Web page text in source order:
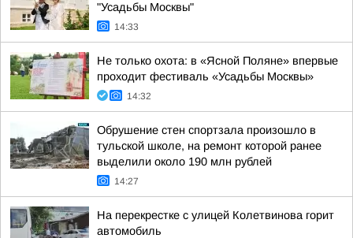
"Усадьбы Москвы"
14:33
Не только охота: в «Ясной Поляне» впервые
проходит фестиваль «Усадьбы Москвы»
14:32
Обрушение стен спортзала произошло в
тульской школе, на ремонт которой ранее
выделили около 190 млн рублей
14:27
На перекрестке с улицей Колетвинова горит
автомобиль